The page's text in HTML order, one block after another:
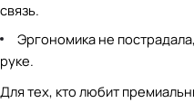
связь.
Эргономика не
руке.
Для тех, кто любит